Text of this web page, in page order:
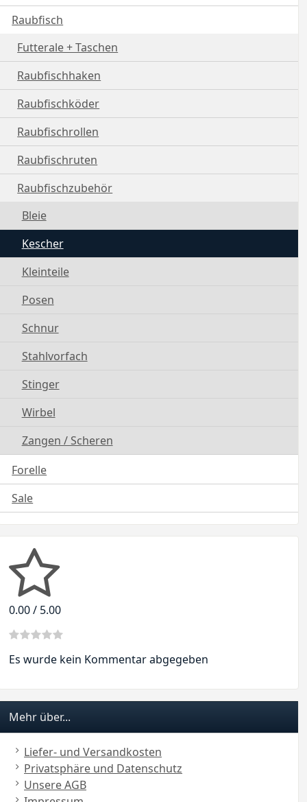
Raubfisch
Futterale + Taschen
Raubfischhaken
Raubfischköder
Raubfischrollen
Raubfischruten
Raubfischzubehör
Bleie
Kescher
Kleinteile
Posen
Schnur
Stahlvorfach
Stinger
Wirbel
Zangen / Scheren
Forelle
Sale
0.00 / 5.00
Es wurde kein Kommentar abgegeben
Mehr über...
Liefer- und Versandkosten
Privatsphäre und Datenschutz
Unsere AGB